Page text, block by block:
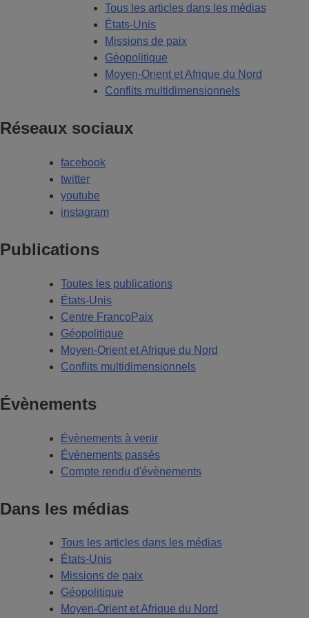
Tous les articles dans les médias
États-Unis
Missions de paix
Géopolitique
Moyen-Orient et Afrique du Nord
Conflits multidimensionnels
Réseaux sociaux
facebook
twitter
youtube
instagram
Publications
Toutes les publications
États-Unis
Centre FrancoPaix
Géopolitique
Moyen-Orient et Afrique du Nord
Conflits multidimensionnels
Évènements
Évènements à venir
Évènements passés
Compte rendu d'évènements
Dans les médias
Tous les articles dans les médias
États-Unis
Missions de paix
Géopolitique
Moyen-Orient et Afrique du Nord